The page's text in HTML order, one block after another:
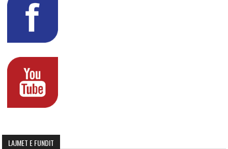
LAJMET E FUNDIT